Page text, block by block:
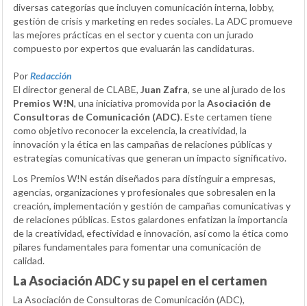
diversas categorías que incluyen comunicación interna, lobby,
gestión de crisis y marketing en redes sociales. La ADC promueve
las mejores prácticas en el sector y cuenta con un jurado
compuesto por expertos que evaluarán las candidaturas.
PorRedacción
El director general de CLABE, Juan Zafra, se une al jurado de los
Premios W!N, una iniciativa promovida por la Asociación de
Consultoras de Comunicación (ADC). Este certamen tiene
como objetivo reconocer la excelencia, la creatividad, la
innovación y la ética en las campañas de relaciones públicas y
estrategias comunicativas que generan un impacto significativo.
Los Premios W!N están diseñados para distinguir a empresas,
agencias, organizaciones y profesionales que sobresalen en la
creación, implementación y gestión de campañas comunicativas y
de relaciones públicas. Estos galardones enfatizan la importancia
de la creatividad, efectividad e innovación, así como la ética como
pilares fundamentales para fomentar una comunicación de
calidad.
La Asociación ADC y su papel en el certamen
La Asociación de Consultoras de Comunicación (ADC),